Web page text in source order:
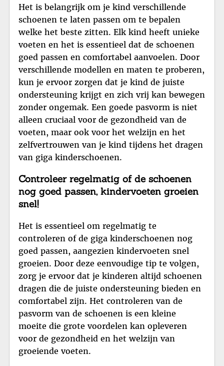
Het is belangrijk om je kind verschillende
schoenen te laten passen om te bepalen
welke het beste zitten. Elk kind heeft unieke
voeten en het is essentieel dat de schoenen
goed passen en comfortabel aanvoelen. Door
verschillende modellen en maten te proberen,
kun je ervoor zorgen dat je kind de juiste
ondersteuning krijgt en zich vrij kan bewegen
zonder ongemak. Een goede pasvorm is niet
alleen cruciaal voor de gezondheid van de
voeten, maar ook voor het welzijn en het
zelfvertrouwen van je kind tijdens het dragen
van giga kinderschoenen.
Controleer regelmatig of de schoenen
nog goed passen, kindervoeten groeien
snel!
Het is essentieel om regelmatig te
controleren of de giga kinderschoenen nog
goed passen, aangezien kindervoeten snel
groeien. Door deze eenvoudige tip te volgen,
zorg je ervoor dat je kinderen altijd schoenen
dragen die de juiste ondersteuning bieden en
comfortabel zijn. Het controleren van de
pasvorm van de schoenen is een kleine
moeite die grote voordelen kan opleveren
voor de gezondheid en het welzijn van
groeiende voeten.